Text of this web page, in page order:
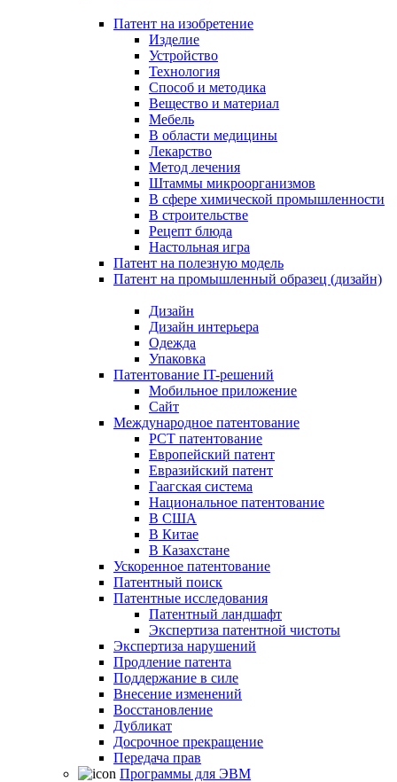
Патент на изобретение
Изделие
Устройство
Технология
Способ и методика
Вещество и материал
Мебель
В области медицины
Лекарство
Метод лечения
Штаммы микроорганизмов
В сфере химической промышленности
В строительстве
Рецепт блюда
Настольная игра
Патент на полезную модель
Патент на промышленный образец (дизайн)
Дизайн
Дизайн интерьера
Одежда
Упаковка
Патентование IT-решений
Мобильное приложение
Сайт
Международное патентование
PCT патентование
Европейский патент
Евразийский патент
Гаагская система
Национальное патентование
В США
В Китае
В Казахстане
Ускоренное патентование
Патентный поиск
Патентные исследования
Патентный ландшафт
Экспертиза патентной чистоты
Экспертиза нарушений
Продление патента
Поддержание в силе
Внесение изменений
Восстановление
Дубликат
Досрочное прекращение
Передача прав
Программы для ЭВМ